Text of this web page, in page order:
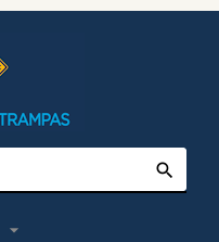
search
